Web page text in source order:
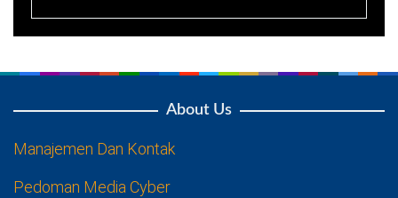
About Us
Manajemen Dan Kontak
Pedoman Media Cyber